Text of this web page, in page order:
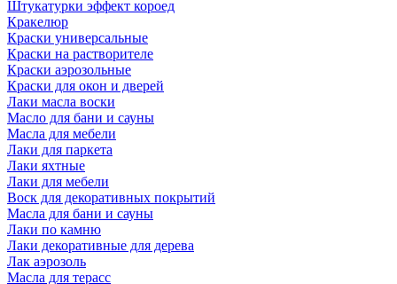
Штукатурки эффект короед
Кракелюр
Краски универсальные
Краски на растворителе
Краски аэрозольные
Краски для окон и дверей
Лаки масла воски
Масло для бани и сауны
Масла для мебели
Лаки для паркета
Лаки яхтные
Лаки для мебели
Воск для декоративных покрытий
Масла для бани и сауны
Лаки по камню
Лаки декоративные для дерева
Лак аэрозоль
Масла для терасс